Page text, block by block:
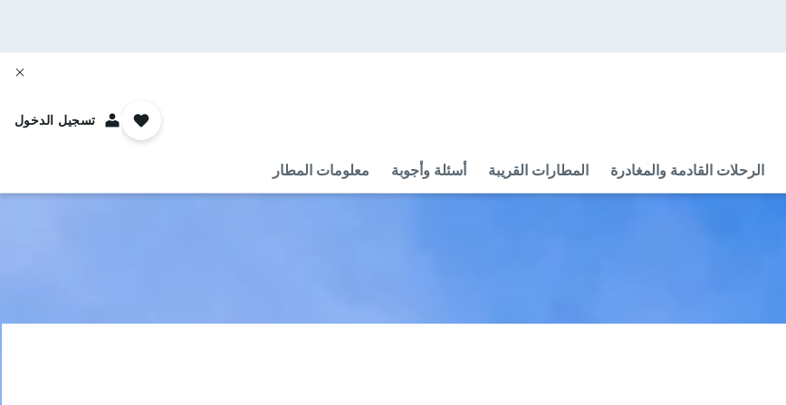
الرحلات القادمة والمغادرة المطارات القريبة أسئلة وأجوبة معلومات المطار
تسجيل الدخول